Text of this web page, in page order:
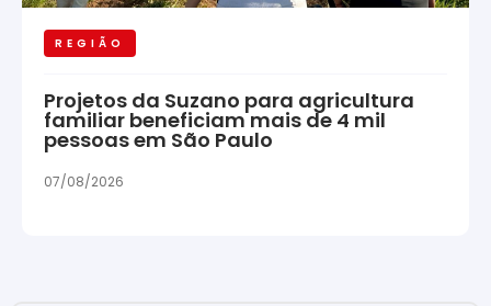
REGIÃO
Projetos da Suzano para agricultura
familiar beneficiam mais de 4 mil
pessoas em São Paulo
07/08/2026